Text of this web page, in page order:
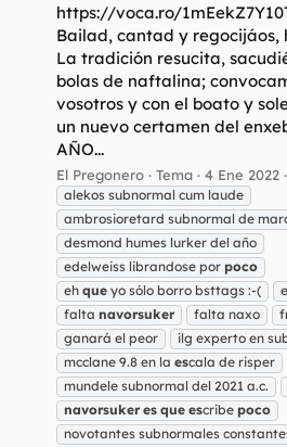
https://voca.ro/
Bailad, cantad y regocijáos,
La tradición resucita,
bolas de naftalina;
vosotros y con el boato y
un nuevo certamen del
AÑO...
El Pregonero Tema 4 Ene 2022
alekos subnormal cum laude
ambrosioretard subnormal de
desmond humes lurker del año
edelweiss librandose por poco
eh que yo sólo borro bsttags :-(
falta navorsuker falta naxo
ganará el peor
ilg experto en
mcclane 9.8 en la escala de risper
mundele subnormal del 2021 a.c.
navorsuker es que escribe poco
novotantes subnormales